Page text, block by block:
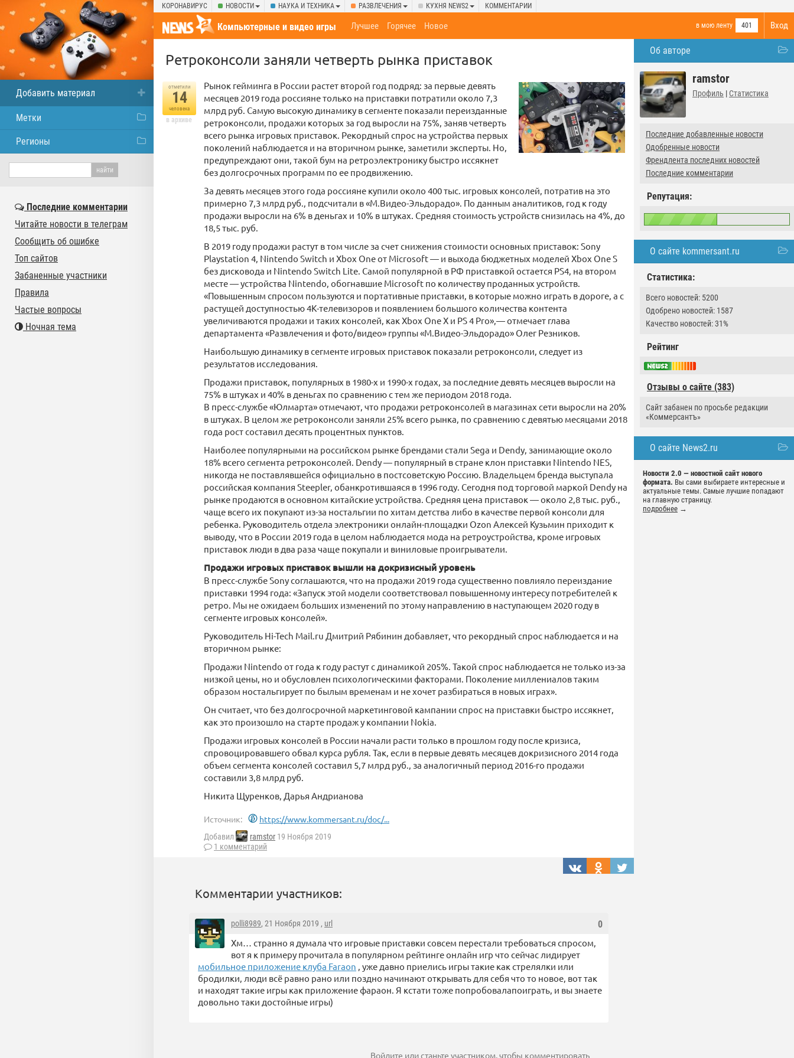
КОРОНАВИРУС НОВОСТИ НАУКА И ТЕХНИКА РАЗВЛЕЧЕНИЯ КУХНЯ NEWS2 КОММЕНТАРИИ
Вход
Компьютерные и видео игры в мою ленту 401
Лучшее Горячее Новое
Об авторе
ramstor
Профиль | Статистика
Последние добавленные новости
Одобренные новости
Френдлента последних новостей
Последние комментарии
Репутация:
О сайте kommersant.ru
Статистика:
Всего новостей: 5200
Одобрено новостей: 1587
Качество новостей: 31%
Рейтинг
Отзывы о сайте (383)
Сайт забанен по просьбе редакции
«Коммерсантъ»
О сайте News2.ru
Новости 2.0 — новостной сайт нового
формата. Вы сами выбираете интересные и
актуальные темы. Самые лучшие попадают
на главную страницу.
подробнее →
Ретроконсоли заняли четверть рынка приставок
отметили
14
человека
в архиве
Рынок гейминга в России растет второй год подряд: за первые девять
месяцев 2019 года россияне только на приставки потратили около 7,3
млрд руб. Самую высокую динамику в сегменте показали переизданные
ретроконсоли, продажи которых за год выросли на 75%, заняв четверть
всего рынка игровых приставок. Рекордный спрос на устройства первых
поколений наблюдается и на вторичном рынке, заметили эксперты. Но,
предупреждают они, такой бум на ретроэлектронику быстро иссякнет
без долгосрочных программ по ее продвижению.
За девять месяцев этого года россияне купили около 400 тыс. игровых консолей, потратив на это
примерно 7,3 млрд руб., подсчитали в «М.Видео-Эльдорадо». По данным аналитиков, год к году
продажи выросли на 6% в деньгах и 10% в штуках. Средняя стоимость устройств снизилась на 4%, до
18,5 тыс. руб.
В 2019 году продажи растут в том числе за счет снижения стоимости основных приставок: Sony
Playstation 4, Nintendo Switch и Xbox One от Microsoft — и выхода бюджетных моделей Xbox One S
без дисковода и Nintendo Switch Lite. Самой популярной в РФ приставкой остается PS4, на втором
месте — устройства Nintendo, обогнавшие Microsoft по количеству проданных устройств.
«Повышенным спросом пользуются и портативные приставки, в которые можно играть в дороге, а с
растущей доступностью 4К-телевизоров и появлением большого количества контента
увеличиваются продажи и таких консолей, как Xbox One X и PS 4 Pro»,— отмечает глава
департамента «Развлечения и фото/видео» группы «М.Видео-Эльдорадо» Олег Резников.
Наибольшую динамику в сегменте игровых приставок показали ретроконсоли, следует из
результатов исследования.
Продажи приставок, популярных в 1980-х и 1990-х годах, за последние девять месяцев выросли на
75% в штуках и 40% в деньгах по сравнению с тем же периодом 2018 года.
В пресс-службе «Юлмарта» отмечают, что продажи ретроконсолей в магазинах сети выросли на 20%
в штуках. В целом же ретроконсоли заняли 25% всего рынка, по сравнению с девятью месяцами 2018
года рост составил десять процентных пунктов.
Наиболее популярными на российском рынке брендами стали Sega и Dendy, занимающие около
18% всего сегмента ретроконсолей. Dendy — популярный в стране клон приставки Nintendo NES,
никогда не поставлявшейся официально в постсоветскую Россию. Владельцем бренда выступала
российская компания Steepler, обанкротившаяся в 1996 году. Сегодня под торговой маркой Dendy на
рынке продаются в основном китайские устройства. Средняя цена приставок — около 2,8 тыс. руб.,
чаще всего их покупают из-за ностальгии по хитам детства либо в качестве первой консоли для
ребенка. Руководитель отдела электроники онлайн-площадки Ozon Алексей Кузьмин приходит к
выводу, что в России 2019 года в целом наблюдается мода на ретроустройства, кроме игровых
приставок люди в два раза чаще покупали и виниловые проигрыватели.
Продажи игровых приставок вышли на докризисный уровень
В пресс-службе Sony соглашаются, что на продажи 2019 года существенно повлияло переиздание
приставки 1994 года: «Запуск этой модели соответствовал повышенному интересу потребителей к
ретро. Мы не ожидаем больших изменений по этому направлению в наступающем 2020 году в
сегменте игровых консолей».
Руководитель Hi-Tech Mail.ru Дмитрий Рябинин добавляет, что рекордный спрос наблюдается и на
вторичном рынке:
Продажи Nintendo от года к году растут с динамикой 205%. Такой спрос наблюдается не только из-за
низкой цены, но и обусловлен психологическими факторами. Поколение миллениалов таким
образом ностальгирует по былым временам и не хочет разбираться в новых играх».
Он считает, что без долгосрочной маркетинговой кампании спрос на приставки быстро иссякнет,
как это произошло на старте продаж у компании Nokia.
Продажи игровых консолей в России начали расти только в прошлом году после кризиса,
спровоцировавшего обвал курса рубля. Так, если в первые девять месяцев докризисного 2014 года
объем сегмента консолей составил 5,7 млрд руб., за аналогичный период 2016-го продажи
составили 3,8 млрд руб.
Никита Щуренков, Дарья Андрианова
Источник: https://www.kommersant.ru/doc/...
Добавил ramstor 19 Ноября 2019
1 комментарий
Комментарии участников:
0
polli8989, 21 Ноября 2019 , url
Хм… странно я думала что игровые приставки совсем перестали требоваться спросом,
вот я к примеру прочитала в популярном рейтинге онлайн игр что сейчас лидирует
мобильное приложение клуба Faraon , уже давно приелись игры такие как стрелялки или
бродилки, люди всё равно рано или поздно начинают открывать для себя что то новое, вот так
и находят такие игры как приложение фараон. Я кстати тоже попробовалапоиграть, и вы знаете
довольно таки достойные игры)
Войдите илистаньте участником, чтобы комментировать
Добавить материал
Метки
Регионы
Последние комментарии
Читайте новости в телеграм
Сообщить об ошибке
Топ сайтов
Забаненные участники
Правила
Частые вопросы
Ночная тема